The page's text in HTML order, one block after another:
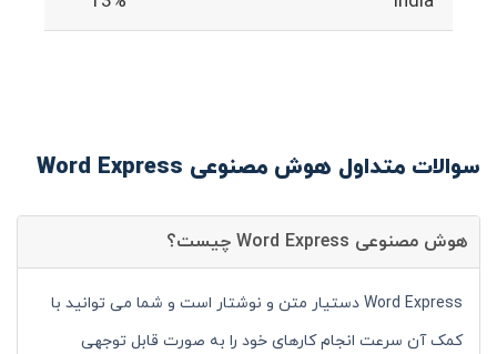
سوالات متداول هوش مصنوعی Word Express
هوش مصنوعی Word Express چیست؟
Word Express دستیار متن و نوشتار است و شما می توانید با
کمک آن سرعت انجام کارهای خود را به صورت قابل توجهی